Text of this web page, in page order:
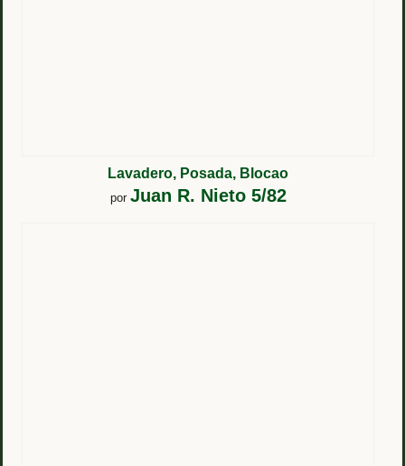
Lavadero, Posada, Blocao
por Juan R. Nieto 5/82